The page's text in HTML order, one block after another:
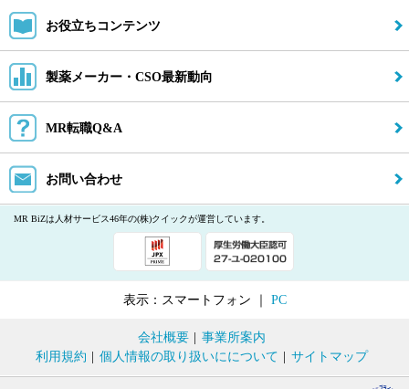
お役立ちコンテンツ
製薬メーカー・CSO最新動向
MR転職Q&A
お問い合わせ
MR BiZは人材サービス46年の(株)クイックが運営しています。
表示：スマートフォン ｜ PC
会社概要
事業所案内
利用規約
個人情報の取り扱いにについて サイトマップ